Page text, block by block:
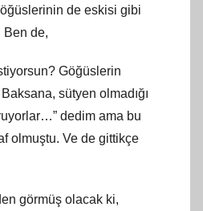
de eskisi gibi
Ben de,
Göğüslerin
sütyen olmadığı
dedim ama bu
olmuştu. Ve de gittikçe
görmüş olacak ki,